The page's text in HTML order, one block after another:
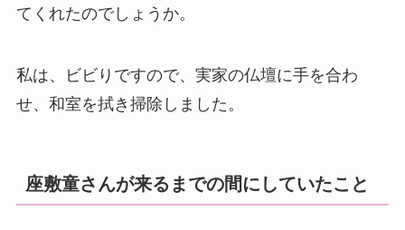
てくれたのでしょうか。
私は、ビビりですので、実家の仏壇に手を合わ
せ、和室を拭き掃除しました。
座敷童さんが来るまでの間にしていたこと